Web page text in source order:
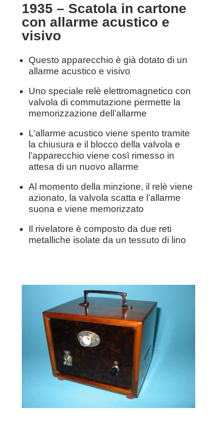
1935 – Scatola in cartone
con allarme acustico e
visivo
Questo apparecchio è già dotato di un
allarme acustico e visivo
Uno speciale relè elettromagnetico con
valvola di commutazione permette la
memorizzazione dell’allarme
L’allarme acustico viene spento tramite
la chiusura e il blocco della valvola e
l’apparecchio viene così rimesso in
attesa di un nuovo allarme
Al momento della minzione, il relè viene
azionato, la valvola scatta e l’allarme
suona e viene memorizzato
Il rivelatore è composto da due reti
metalliche isolate da un tessuto di lino